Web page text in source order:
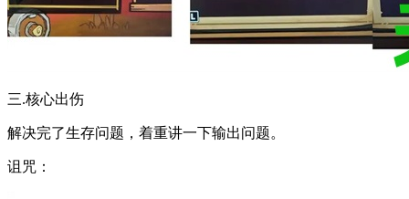
三.核心出伤
解决完了生存问题，着重讲一下输出问题。
诅咒：